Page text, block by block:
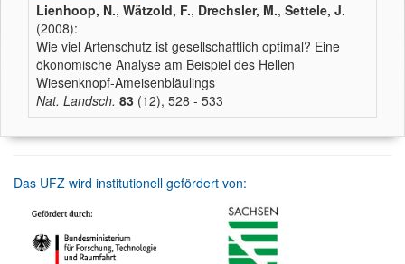
Lienhoop, N., Wätzold, F., Drechsler, M., Settele, J.
(2008):
Wie viel Artenschutz ist gesellschaftlich optimal? Eine
ökonomische Analyse am Beispiel des Hellen
Wiesenknopf-Ameisenbläulings
Nat. Landsch. 83 (12), 528 - 533
Das UFZ wird institutionell gefördert von: